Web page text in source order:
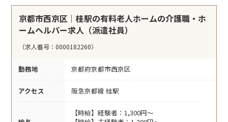
京都市西京区｜桂駅の有料老人ホームの介護職・ホ
ームヘルパー求人（派遣社員）
（求人番号：0000182260）
勤務地 京都府京都市西京区
アクセス 阪急京都線 桂駅
【時給】経験者：1,300円～